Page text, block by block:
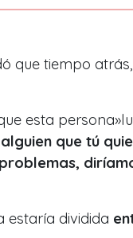
que tiempo
esta
que tú
estaría dividida